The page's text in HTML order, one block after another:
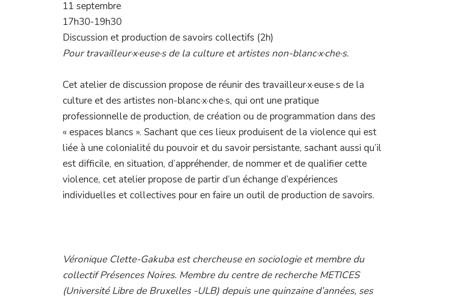
11 septembre
17h30-19h30
Discussion et production de savoirs collectifs (2h)
Pour travailleur·x·euse·s de la culture et artistes non-blanc·x·che·s.
Cet atelier de discussion propose de réunir des travailleur·x·euse·s de la
culture et des artistes non-blanc·x·che·s, qui ont une pratique
professionnelle de production, de création ou de programmation dans des
« espaces blancs ». Sachant que ces lieux produisent de la violence qui est
liée à une colonialité du pouvoir et du savoir persistante, sachant aussi qu’il
est difficile, en situation, d’appréhender, de nommer et de qualifier cette
violence, cet atelier propose de partir d’un échange d’expériences
individuelles et collectives pour en faire un outil de production de savoirs.
Véronique Clette-Gakuba est chercheuse en sociologie et membre du
collectif Présences Noires. Membre du centre de recherche METICES
(Université Libre de Bruxelles -ULB) depuis une quinzaine d’années, ses